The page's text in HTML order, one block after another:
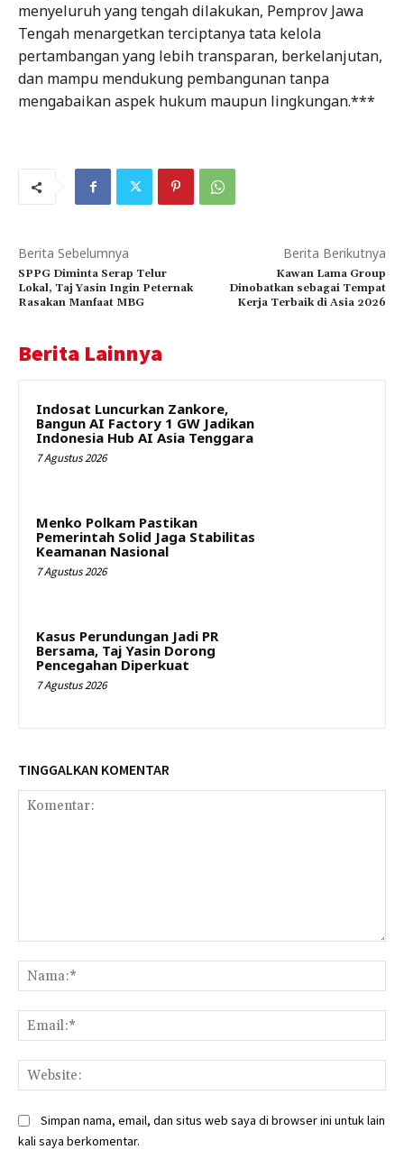
menyeluruh yang tengah dilakukan, Pemprov Jawa
Tengah menargetkan terciptanya tata kelola
pertambangan yang lebih transparan, berkelanjutan,
dan mampu mendukung pembangunan tanpa
mengabaikan aspek hukum maupun lingkungan.***
Berita Sebelumnya
SPPG Diminta Serap Telur
Lokal, Taj Yasin Ingin Peternak
Rasakan Manfaat MBG
Berita Berikutnya
Kawan Lama Group
Dinobatkan sebagai Tempat
Kerja Terbaik di Asia 2026
Berita Lainnya
Indosat Luncurkan Zankore,
Bangun AI Factory 1 GW Jadikan
Indonesia Hub AI Asia Tenggara
7 Agustus 2026
Menko Polkam Pastikan
Pemerintah Solid Jaga Stabilitas
Keamanan Nasional
7 Agustus 2026
Kasus Perundungan Jadi PR
Bersama, Taj Yasin Dorong
Pencegahan Diperkuat
7 Agustus 2026
TINGGALKAN KOMENTAR
Simpan nama, email, dan situs web saya di browser ini untuk lain
kali saya berkomentar.